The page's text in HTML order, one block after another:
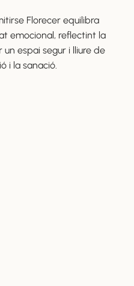
Florecer equilibra
emocional, reflectint la
un espai segur i lliure de
i la sanació.